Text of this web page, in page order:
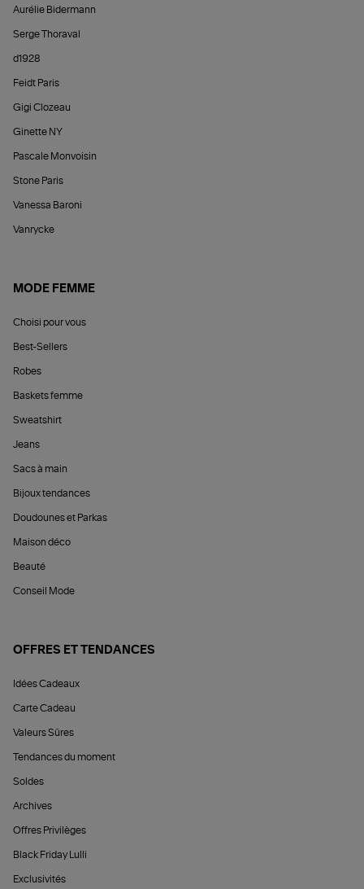
Aurélie Bidermann
Serge Thoraval
d1928
Feidt Paris
Gigi Clozeau
Ginette NY
Pascale Monvoisin
Stone Paris
Vanessa Baroni
Vanrycke
MODE FEMME
Choisi pour vous
Best-Sellers
Robes
Baskets femme
Sweatshirt
Jeans
Sacs à main
Bijoux tendances
Doudounes et Parkas
Maison déco
Beauté
Conseil Mode
OFFRES ET TENDANCES
Idées Cadeaux
Carte Cadeau
Valeurs Sûres
Tendances du moment
Soldes
Archives
Offres Privilèges
Black Friday Lulli
Exclusivités